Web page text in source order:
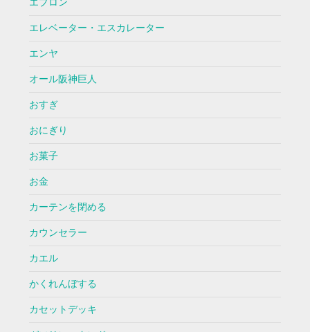
エプロン
エレベーター・エスカレーター
エンヤ
オール阪神巨人
おすぎ
おにぎり
お菓子
お金
カーテンを閉める
カウンセラー
カエル
かくれんぼする
カセットデッキ